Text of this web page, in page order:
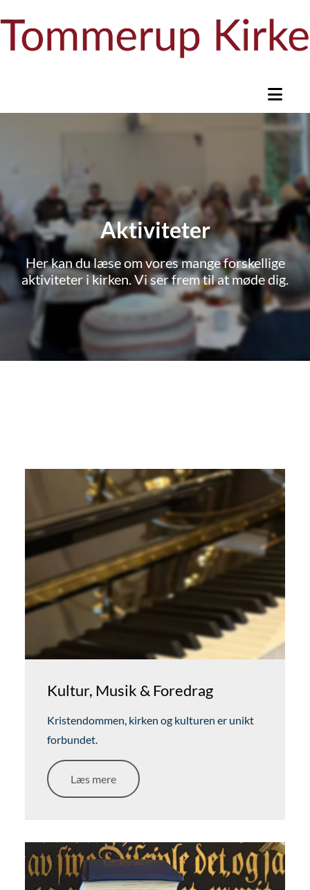
Aktiviteter
Her kan du læse om vores mange forskellige
aktiviteter i kirken. Vi ser frem til at møde dig.
Kultur, Musik & Foredrag
Kristendommen, kirken og kulturen er unikt
forbundet.
Læs mere